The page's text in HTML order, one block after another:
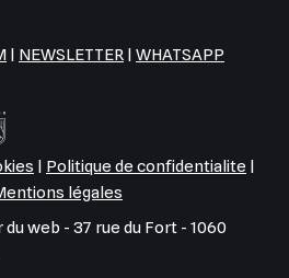
| NEWSLETTER | WHATSAPP
| Politique de confidentialite |
légales
web - 37 rue du Fort - 1060